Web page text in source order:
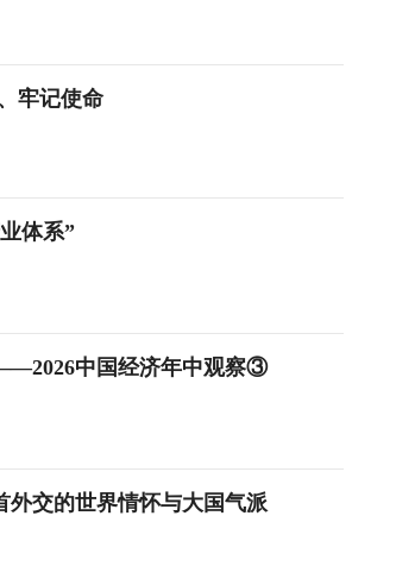
牢记使命
体系”
中国经济年中观察③
交的世界情怀与大国气派